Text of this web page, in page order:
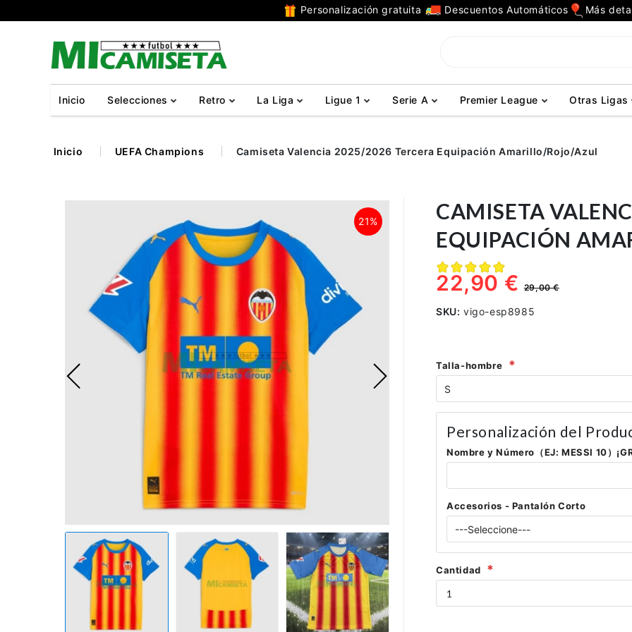
Personalización gratuita Descuentos Automáticos Más
Inicio Selecciones Retro La Liga Ligue 1 Serie A Premier League Otras Ligas
Inicio UEFA Champions Camiseta Valencia 2025/2026 Tercera Equipación Amarillo/Rojo/Azul
21%
CAMISETA
EQUIPACIÓN
22,90 €29,00 €
SKU: vigo-esp8985
Talla-hombre
Personalización del
Nombre y Número（EJ: MESSI 10）
Accesorios - Pantalón Corto
Cantidad